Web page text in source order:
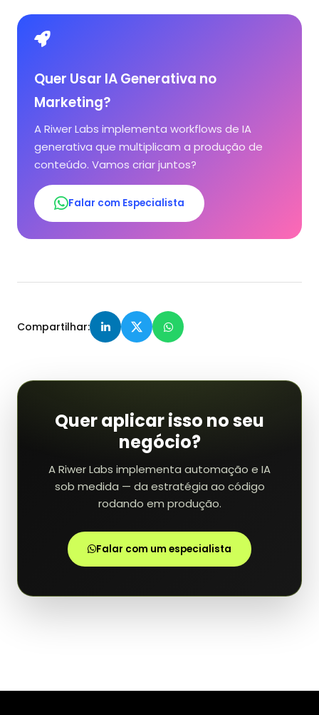
Quer Usar IA Generativa no
Marketing?
A Riwer Labs implementa workflows de IA
generativa que multiplicam a produção de
conteúdo. Vamos criar juntos?
Falar com Especialista
Compartilhar:
Quer aplicar isso no seu
negócio?
A Riwer Labs implementa automação e IA
sob medida — da estratégia ao código
rodando em produção.
Falar com um especialista